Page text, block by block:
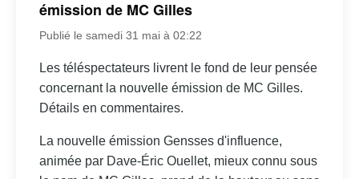
émission de MC Gilles
Publié le samedi 31 mai à 02:22
Les téléspectateurs livrent le fond de leur pensée
concernant la nouvelle émission de MC Gilles.
Détails en commentaires.
La nouvelle émission Gensses d'influence,
animée par Dave-Éric Ouellet, mieux connu sous